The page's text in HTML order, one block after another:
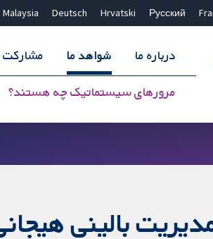
Русский
Hrvatski
Deutsch
Malaysia
درباره ما شواهد ما
مرورهای سیستماتیک چه هستند؟
مشارکت
مدیریت بالینی